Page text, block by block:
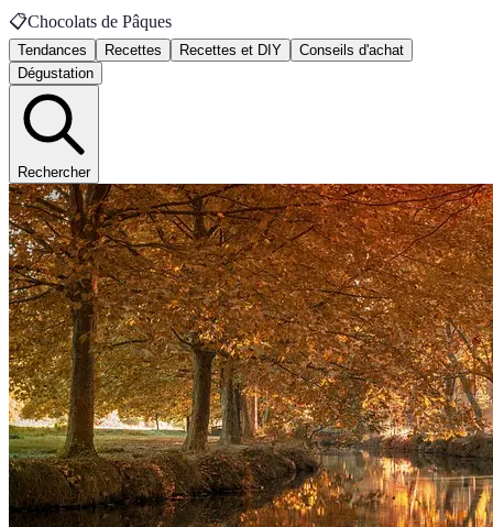
📋Chocolats de Pâques
Tendances Recettes Recettes et DIY
Conseils d'achat
Dégustation
Rechercher